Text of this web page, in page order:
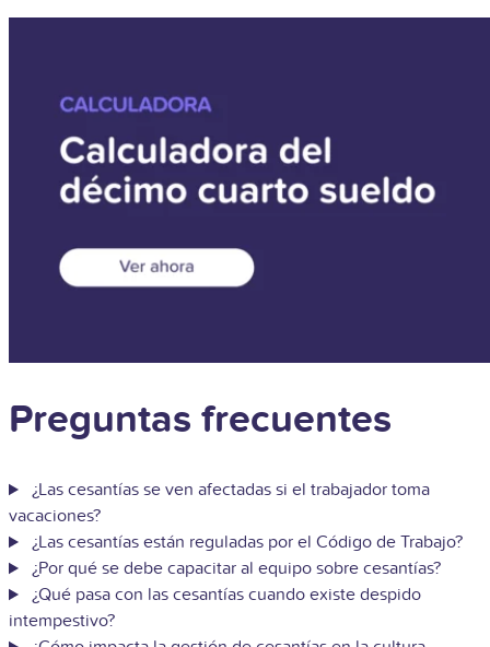
Preguntas frecuentes
¿Las cesantías se ven afectadas si el trabajador toma
vacaciones?
¿Las cesantías están reguladas por el Código de Trabajo?
¿Por qué se debe capacitar al equipo sobre cesantías?
¿Qué pasa con las cesantías cuando existe despido
intempestivo?